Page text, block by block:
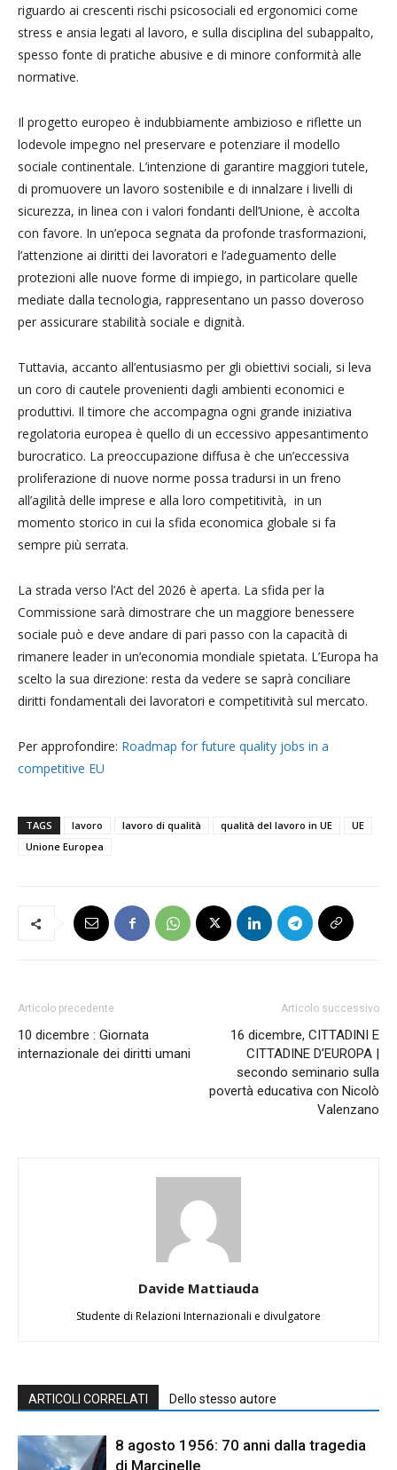
riguardo ai crescenti rischi psicosociali ed ergonomici come
stress e ansia legati al lavoro, e sulla disciplina del subappalto,
spesso fonte di pratiche abusive e di minore conformità alle
normative.
Il progetto europeo è indubbiamente ambizioso e riflette un
lodevole impegno nel preservare e potenziare il modello
sociale continentale. L’intenzione di garantire maggiori tutele,
di promuovere un lavoro sostenibile e di innalzare i livelli di
sicurezza, in linea con i valori fondanti dell’Unione, è accolta
con favore. In un’epoca segnata da profonde trasformazioni,
l’attenzione ai diritti dei lavoratori e l’adeguamento delle
protezioni alle nuove forme di impiego, in particolare quelle
mediate dalla tecnologia, rappresentano un passo doveroso
per assicurare stabilità sociale e dignità.
Tuttavia, accanto all’entusiasmo per gli obiettivi sociali, si leva
un coro di cautele provenienti dagli ambienti economici e
produttivi. Il timore che accompagna ogni grande iniziativa
regolatoria europea è quello di un eccessivo appesantimento
burocratico. La preoccupazione diffusa è che un’eccessiva
proliferazione di nuove norme possa tradursi in un freno
all’agilità delle imprese e alla loro competitività, in un
momento storico in cui la sfida economica globale si fa
sempre più serrata.
La strada verso l’Act del 2026 è aperta. La sfida per la
Commissione sarà dimostrare che un maggiore benessere
sociale può e deve andare di pari passo con la capacità di
rimanere leader in un’economia mondiale spietata. L’Europa ha
scelto la sua direzione: resta da vedere se saprà conciliare
diritti fondamentali dei lavoratori e competitività sul mercato.
Per approfondire: Roadmap for future quality jobs in a
competitive EU
TAGS lavoro lavoro di qualità qualità del lavoro in UE
UE
Unione Europea
Articolo precedente
10 dicembre : Giornata
internazionale dei diritti umani
Articolo successivo
16 dicembre, CITTADINI E
CITTADINE D’EUROPA |
secondo seminario sulla
povertà educativa con Nicolò
Valenzano
Davide Mattiauda
Studente di Relazioni Internazionali e divulgatore
ARTICOLI CORRELATI Dello stesso autore
8 agosto 1956: 70 anni dalla tragedia
di Marcinelle